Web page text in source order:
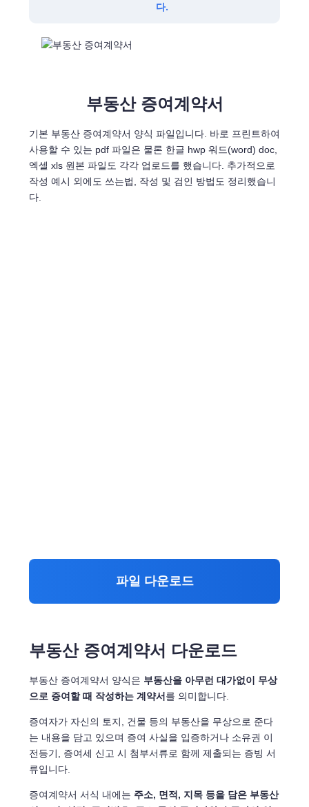
다.
부동산 증여계약서
기본 부동산 증여계약서 양식 파일입니다. 바로 프린트하여
사용할 수 있는 pdf 파일은 물론 한글 hwp 워드(word) doc,
엑셀 xls 원본 파일도 각각 업로드를 했습니다. 추가적으로
작성 예시 외에도 쓰는법, 작성 및 검인 방법도 정리했습니
다.
파일 다운로드
부동산 증여계약서 다운로드
부동산 증여계약서 양식은 부동산을 아무런 대가없이 무상
으로 증여할 때 작성하는 계약서 를 의미합니다.
증여자가 자신의 토지, 건물 등의 부동산을 무상으로 준다
는 내용을 담고 있으며 증여 사실을 입증하거나 소유권 이
전등기, 증여세 신고 시 첨부서류로 함께 제출되는 증빙 서
류입니다.
증여계약서 서식 내에는 주소, 면적, 지목 등을 담은 부동산